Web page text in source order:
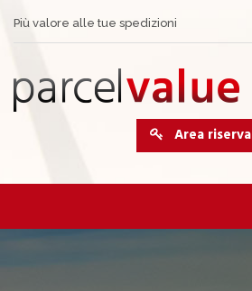
Più valore alle tue spedizioni
Area